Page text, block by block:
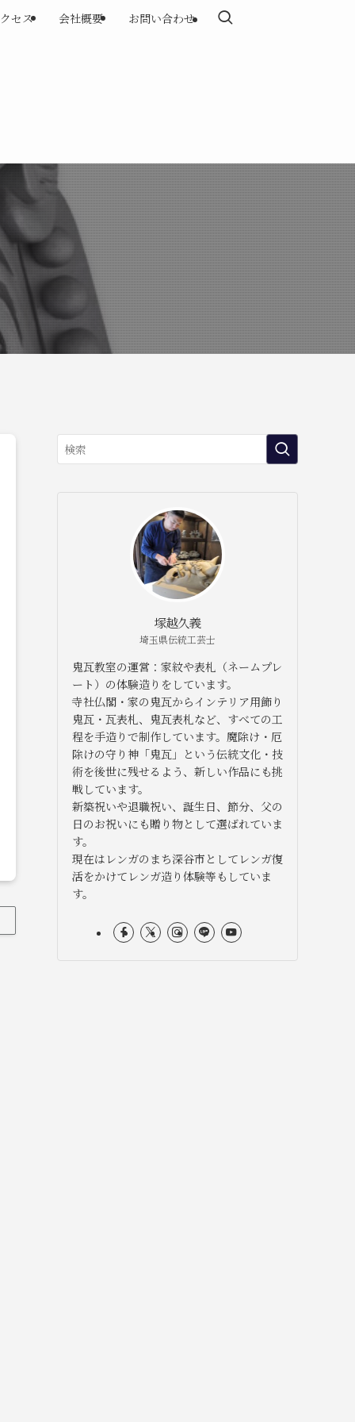
セス 会社概要 お問い合わせ
塚越久義
埼玉県伝統工芸士
鬼瓦教室の運営：家紋や表札（ネームプレ
ート）の体験造りをしています。
寺社仏閣・家の鬼瓦からインテリア用飾り
鬼瓦・瓦表札、鬼瓦表札など、すべての工
程を手造りで制作しています。魔除け・厄
除けの守り神「鬼瓦」という伝統文化・技
術を後世に残せるよう、新しい作品にも挑
戦しています。
新築祝いや退職祝い、誕生日、節分、父の
日のお祝いにも贈り物として選ばれていま
す。
現在はレンガのまち深谷市としてレンガ復
活をかけてレンガ造り体験等もしていま
す。